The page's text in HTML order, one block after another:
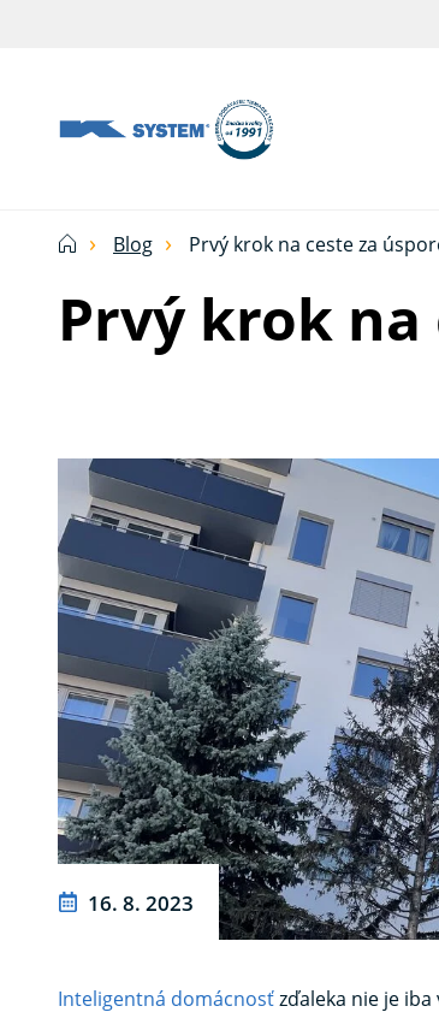
technika
domácnosť
Ksystem
Blog Prvý krok na ceste za
Prvý krok
16. 8. 2023
Inteligentná domácnosťzďaleka nie je